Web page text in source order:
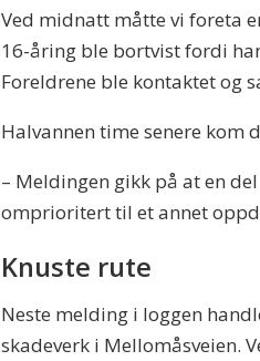
Ved midnatt måtte vi foreta
16-åring ble bortvist fordi
Foreldrene ble kontaktet og
Halvannen time senere kom
– Meldingen gikk på at en
omprioritert til et annet
Knuste rute
Neste melding i loggen
skadeverk i Mellomåsveien.